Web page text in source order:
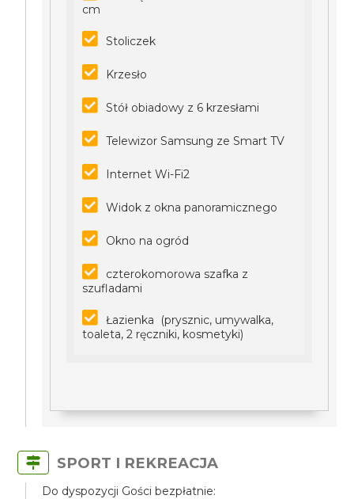
cm
Stoliczek
Krzesło
Stół obiadowy z 6 krzesłami
Telewizor Samsung ze Smart TV
Internet Wi-Fi2
Widok z okna panoramicznego
Okno na ogród
czterokomorowa szafka z
szufladami
Łazienka (prysznic, umywalka,
toaleta, 2 ręczniki, kosmetyki)
SPORT I REKREACJA
Do dyspozycji Gości bezpłatnie: